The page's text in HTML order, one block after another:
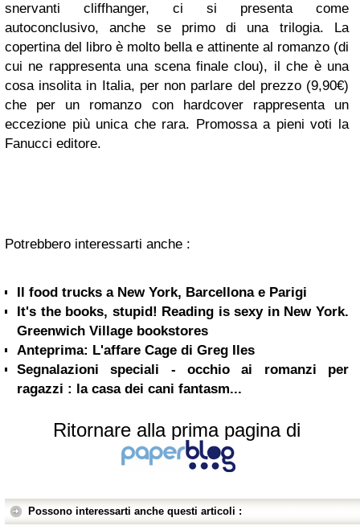
snervanti cliffhanger, ci si presenta come
autoconclusivo, anche se primo di una trilogia. La
copertina del libro è molto bella e attinente al romanzo (di
cui ne rappresenta una scena finale clou), il che è una
cosa insolita in Italia, per non parlare del prezzo (9,90€)
che per un romanzo con hardcover rappresenta un
eccezione più unica che rara. Promossa a pieni voti la
Fanucci editore.
Potrebbero interessarti anche :
Il food trucks a New York, Barcellona e Parigi
It's the books, stupid! Reading is sexy in New York.
Greenwich Village bookstores
Anteprima: L'affare Cage di Greg Iles
Segnalazioni speciali - occhio ai romanzi per
ragazzi : la casa dei cani fantasm...
Ritornare alla prima pagina di
Possono interessarti anche questi articoli :